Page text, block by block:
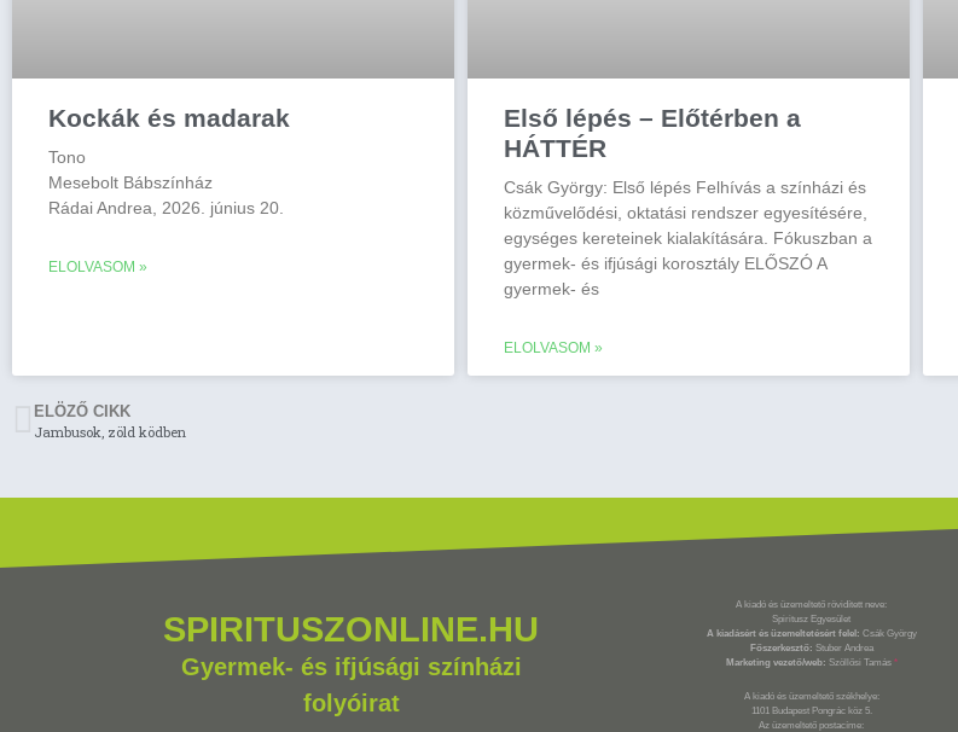
Kockák és madarak
Tono
Mesebolt Bábszínház
Rádai Andrea, 2026. június 20.
ELOLVASOM »
Első lépés – Előtérben a
HÁTTÉR
Csák György: Első lépés Felhívás a színházi és
közművelődési, oktatási rendszer egyesítésére,
egységes kereteinek kialakítására. Fókuszban a
gyermek- és ifjúsági korosztály ELŐSZÓ A
gyermek- és
ELOLVASOM »
ELÖZŐ CIKK
Jambusok, zöld ködben
SPIRITUSZONLINE.HU
Gyermek- és ifjúsági színházi
folyóirat
A kiadó és üzemeltető rövidített neve:
Spiritusz Egyesület
A kiadásért és üzemeltetésért felel: Csák György
Főszerkesztő: Stuber Andrea
Marketing vezető/web: Szöllősi Tamás *
A kiadó és üzemeltető székhelye:
1101 Budapest Pongrác köz 5.
Az üzemeltető postacíme: